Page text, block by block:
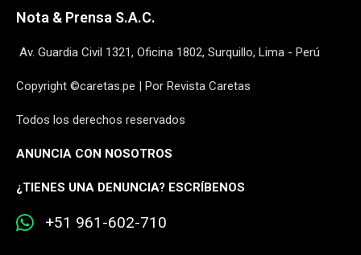
Nota & Prensa S.A.C.
Av. Guardia Civil 1321, Oficina 1802, Surquillo, Lima - Perú
Copyright ©caretas.pe | Por Revista Caretas
Todos los derechos reservados
ANUNCIA CON NOSOTROS
¿TIENES UNA DENUNCIA? ESCRÍBENOS
+51 961-602-710